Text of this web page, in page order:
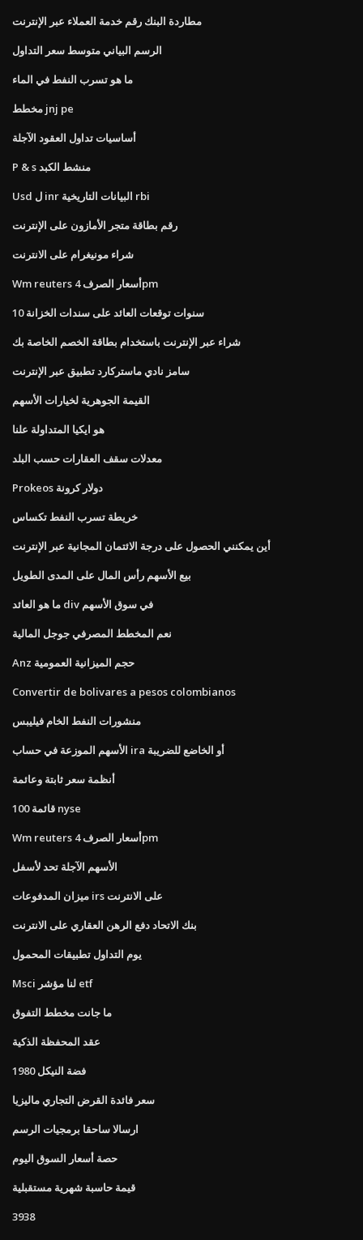
مطاردة البنك رقم خدمة العملاء عبر الإنترنت
الرسم البياني متوسط ​​سعر التداول
ما هو تسرب النفط في الماء
مخطط jnj pe
أساسيات تداول العقود الآجلة
P & s منشط الكبد
Usd ل inr البيانات التاريخية rbi
رقم بطاقة متجر الأمازون على الإنترنت
شراء مونيغرام على الانترنت
Wm reuters أسعار الصرف 4pm
10 سنوات توقعات العائد على سندات الخزانة
شراء عبر الإنترنت باستخدام بطاقة الخصم الخاصة بك
سامز نادي ماستركارد تطبيق عبر الإنترنت
القيمة الجوهرية لخيارات الأسهم
هو ايكيا المتداولة علنا
معدلات سقف العقارات حسب البلد
Prokeos دولار كرونة
خريطة تسرب النفط تكساس
أين يمكنني الحصول على درجة الائتمان المجانية عبر الإنترنت
بيع الأسهم رأس المال على المدى الطويل
ما هو العائد div في سوق الأسهم
نعم المخطط المصرفي جوجل المالية
Anz حجم الميزانية العمومية
Convertir de bolivares a pesos colombianos
منشورات النفط الخام فيليبس
الأسهم الموزعة في حساب ira أو الخاضع للضريبة
أنظمة سعر ثابتة وعائمة
100 قائمة nyse
Wm reuters أسعار الصرف 4pm
الأسهم الآجلة تحد لأسفل
ميزان المدفوعات irs على الانترنت
بنك الاتحاد دفع الرهن العقاري على الانترنت
يوم التداول تطبيقات المحمول
Msci لنا مؤشر etf
ما جانت مخطط التفوق
عقد المحفظة الذكية
1980 فضة النيكل
سعر فائدة القرض التجاري ماليزيا
ارسالا ساحقا برمجيات الرسم
حصة أسعار السوق اليوم
قيمة حاسبة شهرية مستقبلية
3938